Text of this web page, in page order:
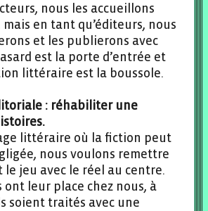
nous les accueillons
en tant qu’éditeurs, nous
et les publierons avec
est la porte d’entrée et
littéraire est la boussole.
: réhabiliter une
littéraire où la fiction peut
nous voulons remettre
le jeu avec le réel au centre.
ont leur place chez nous, à
soient traités avec une